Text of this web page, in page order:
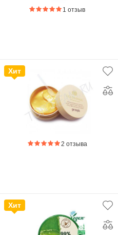
1 отзыв
2 отзыва
Хит
Хит